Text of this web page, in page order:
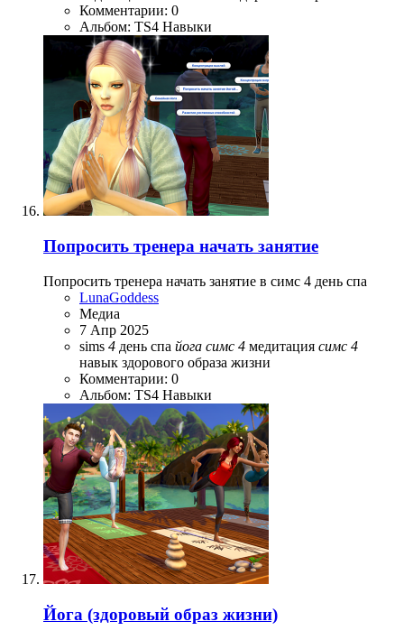
Комментарии: 0
Альбом: TS4 Навыки
Попросить тренера начать занятие
Попросить тренера начать занятие в симс 4 день спа
LunaGoddess
Медиа
7 Апр 2025
sims 4 день спа йога симс 4 медитация симс 4
навык здорового образа жизни
Комментарии: 0
Альбом: TS4 Навыки
Йога (здоровый образ жизни)